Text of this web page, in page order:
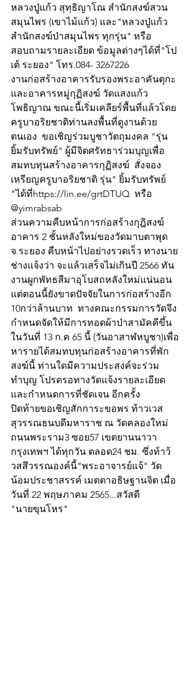
หลวงปู่แก้ว สุทฺธิญาโณ สำนักสงฆ์สวน
สมุนไพร (เขาไม้แก้ว) และ"หลวงปู่แก้ว
สำนักสงฆ์ป่าสมุนไพร ทุกรุ่น" หรือ
สอบถามรายละเอียด ข้อมูลต่างๆได้ที่"โป
เต้ ระยอง" โทร.084- 3267226
งานก่อสร้างอาคารรับรองพระอาคันตุกะ
และอาคารหมู่กุฏิสงฆ์ วัดแสงแก้ว
โพธิญาณ ขณะนี้เริ่มเคลียร์พื้นที่แล้วโดย
ครูบาอริยชาติท่านลงพื้นที่ดูงานด้วย
ตนเอง  ขอเชิญร่วมบูชาวัตถุมงคล "รุ่น
ยิ้มรับทรัพย์" ผู้มีจิตศรัทธาร่วมบุญเพื่อ
สมทบทุนสร้างอาคารกุฏิสงฆ์  สั่งจอง
เหรียญครูบาอริยชาติ รุ่น" ยิ้มรับทรัพย์
"ได้ที่https://lin.ee/grtDTUQ  หรือ
@yimrabsab
ส่วนความคืบหน้าการก่อสร้างกุฎิสงฆ์
อาคาร 2 ชั้นหลังใหม่ของวัดมาบตาพุด
จ.ระยอง คืบหน้าไปอย่างรวดเร็ว ทางนาย
ช่างแจ้งว่า จะแล้วเสร็จไม่เกินปี 2566 ทัน
งานผูกพัทธสีมาอุโบสถหลังใหม่แน่นอน
แต่ตอนนี้ยังขาดปัจจัยในการก่อสร้างอีก
10กว่าล้านบาท  ทางคณะกรรมการวัดจึง
กำหนดจัดให้มีการทอดผ้าป่าสามัคคีขึ้น
ในวันที่ 13 ก.ค 65 นี้ (วันอาสาฬหบูชา)เพื่อ
หารายได้สมทบทุนก่อสร้างอาคารที่พัก
สงฆ์นี้ ท่านใดมีความประสงค์จะร่วม
ทำบุญ โปรดรอทางวัดแจ้งรายละเอียด
และกำหนดการที่ชัดเจน อีกครั้ง
ปิดท้ายขอเชิญสักการะขอพร ท้าวเวส
สุวรรณธนบดีมหาราช ณ วัดคลองใหม่
ถนนพระราม3 ซอย57 เขตยานนาวา
กรุงเทพฯ ได้ทุกวัน ตลอด24 ชม. ซึ่งท้าว้
วสสึวรรณองค์นี้"พระอาจารย์แจ้" วัด
น้อมประชาสรรค์ เมตตาอธิษฐานจิต เมื่อ
วันที่ 22 พฤษภาคม 2565...สวัสดี
"นายขุนโหร"